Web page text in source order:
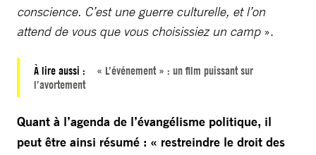
conscience. C’est une guerre culturelle, et l’on
attend de vous que vous choisissiez un camp».
À lire aussi :
« L’événement » : un film puissant sur
l’avortement
Quant à l’agenda de l’évangélisme politique, il
peut être ainsi résumé : « restreindre le droit des